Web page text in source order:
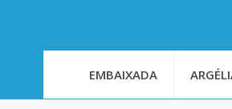
EMBAIXADA